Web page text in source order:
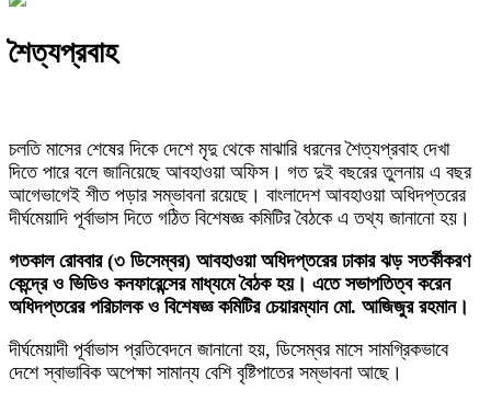
শৈত্যপ্রবাহ
চলতি মাসের শেষের দিকে দেশে মৃদু থেকে মাঝারি ধরনের শৈত্যপ্রবাহ দেখা
দিতে পারে বলে জানিয়েছে আবহাওয়া অফিস। গত দুই বছরের তুলনায় এ বছর
আগেভাগেই শীত পড়ার সম্ভাবনা রয়েছে। বাংলাদেশ আবহাওয়া অধিদপ্তরের
দীর্ঘমেয়াদি পূর্বাভাস দিতে গঠিত বিশেষজ্ঞ কমিটির বৈঠকে এ তথ্য জানানো হয়।
গতকাল রোববার (৩ ডিসেম্বর) আবহাওয়া অধিদপ্তরের ঢাকার ঝড় সতর্কীকরণ
কেন্দ্রে ও ভিডিও কনফারেন্সের মাধ্যমে বৈঠক হয়। এতে সভাপতিত্ব করেন
অধিদপ্তরের পরিচালক ও বিশেষজ্ঞ কমিটির চেয়ারম্যান মো. আজিজুর রহমান।
দীর্ঘমেয়াদী পূর্বাভাস প্রতিবেদনে জানানো হয়, ডিসেম্বর মাসে সামগ্রিকভাবে
দেশে স্বাভাবিক অপেক্ষা সামান্য বেশি বৃষ্টিপাতের সম্ভাবনা আছে।